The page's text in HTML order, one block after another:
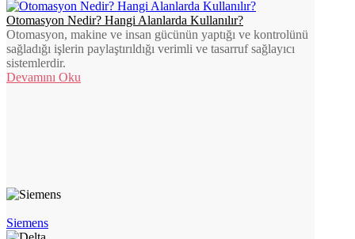
Otomasyon Nedir? Hangi Alanlarda Kullanılır?
Otomasyon, makine ve insan gücünün yaptığı ve kontrolünü
sağladığı işlerin paylaştırıldığı verimli ve tasarruf sağlayıcı
sistemlerdir.
Devamını Oku
Siemens